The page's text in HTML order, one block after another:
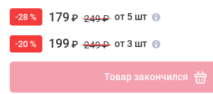
-28 % 179₽ 249 ₽ от 5 шт
-20 % 199₽ 249 ₽ от 3 шт
Товар закончился